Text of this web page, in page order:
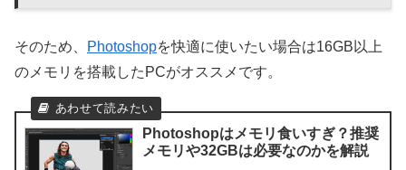
そのため、 Photoshopを快適に使いたい場合は16GB以上
のメモリを搭載したPCがオススメです。
Photoshopはメモリ食いすぎ？推奨
メモリや32GBは必要なのかを解説